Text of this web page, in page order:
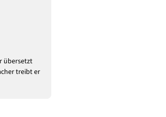
übersetzt
treibt er